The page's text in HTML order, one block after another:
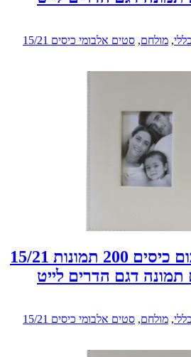
כללי, מולחם, סטים אלבומי כיסים 15/21
12 יחידות אלבום כיסים 200 תמונות 15/21
תמונה דגם הדרים לייט
כללי, מולחם, סטים אלבומי כיסים 15/21